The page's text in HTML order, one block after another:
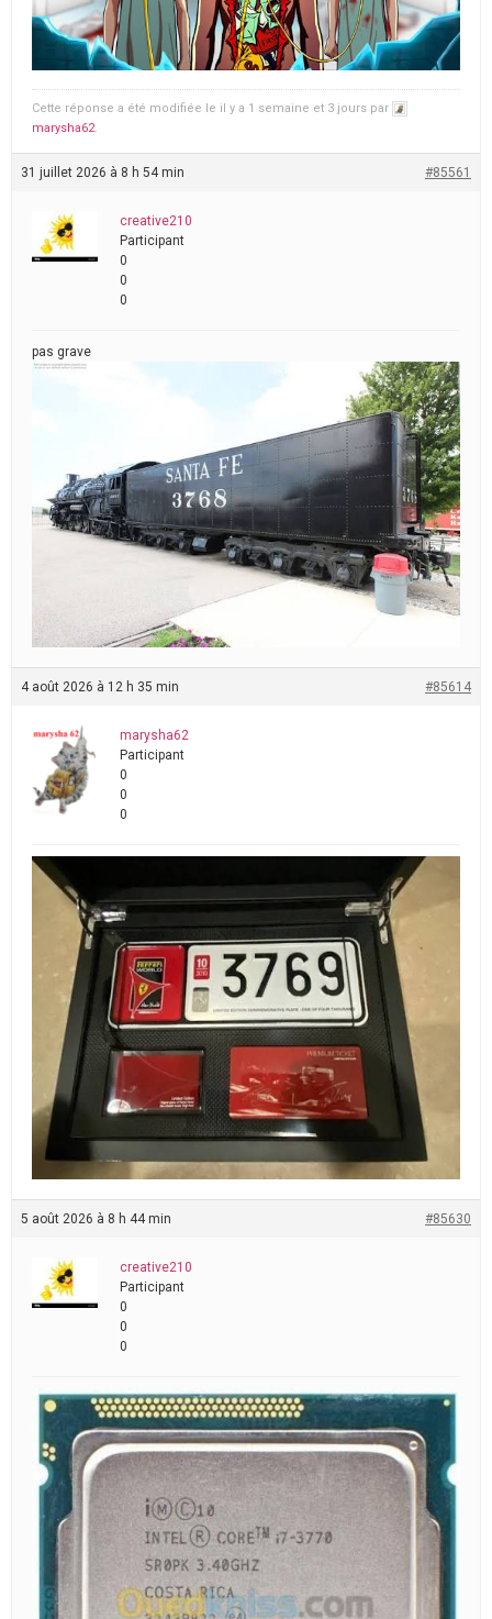
Cette réponse a été modifiée le il y a 1 semaine et 3 jours par
marysha62.
31 juillet 2026 à 8 h 54 min #85561
creative210
Participant
0
0
0
pas grave
4 août 2026 à 12 h 35 min #85614
marysha62
Participant
0
0
0
5 août 2026 à 8 h 44 min #85630
creative210
Participant
0
0
0